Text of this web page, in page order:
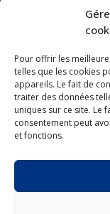
Pour offrir les
telles que les cookies
appareils. Le fait de
traiter des données
uniques sur ce site. Le
consentement peut
et fonctions.
Du lundi au
9h00 – 13h00
Mentions légales &
Conditions Générales